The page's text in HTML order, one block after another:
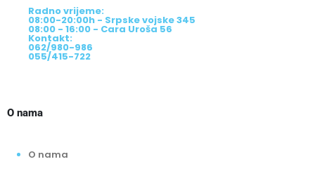
Radno vrijeme:
08:00-20:00h - Srpske vojske 345
08:00 - 16:00 - Cara Uroša 56
Kontakt:
062/980-986
055/415-722
O nama
O nama